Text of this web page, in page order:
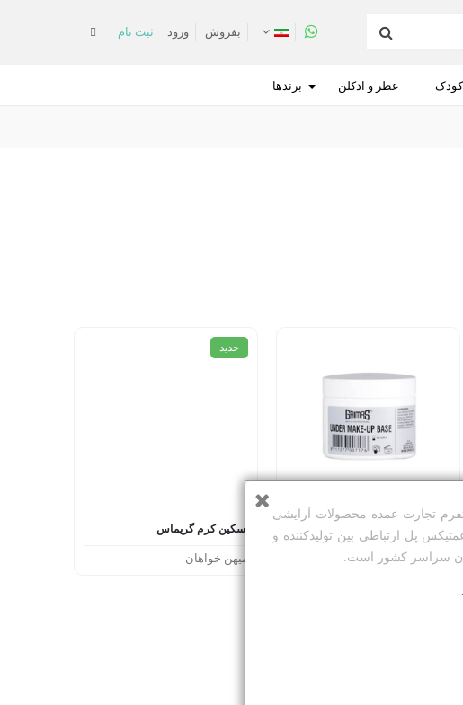
بفروش ورود ثبت نام
کودک عطر و ادکلن
برندها
تجارت عمده محصولات آرایشی
پل ارتباطی بین تولیدکننده و
سراسر کشور است.
آندر میکاپ گریماس
میهن خواهان
جديد
اسکین کرم گریماس
میهن خواهان